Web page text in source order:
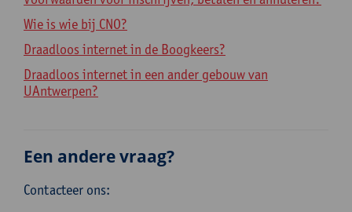
Wie is wie bij CNO?
Draadloos internet in de Boogkeers?
Draadloos internet in een ander gebouw van
UAntwerpen?
Een andere vraag?
Contacteer ons: